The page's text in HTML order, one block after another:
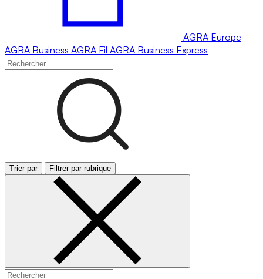
AGRA Europe
AGRA Business AGRA Fil AGRA Business Express
Trier par Filtrer par rubrique